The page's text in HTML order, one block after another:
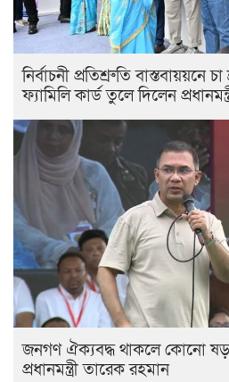
নির্বাচনী প্রতিশ্রুতি বাস্তবায়য়নে
ফ্যামিলি কার্ড তুলে দিলেন
জনগণ ঐক্যবদ্ধ থাকলে কোনো
প্রধানমন্ত্রী তারেক রহমান